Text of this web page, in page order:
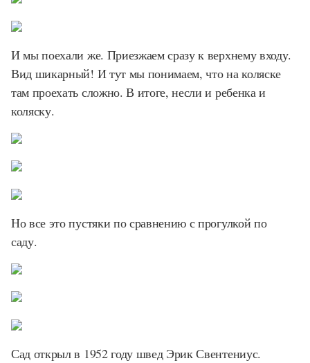
И мы поехали же. Приезжаем сразу к верхнему входу.
Вид шикарный! И тут мы понимаем, что на коляске
там проехать сложно. В итоге, несли и ребенка и
коляску.
Но все это пустяки по сравнению с прогулкой по
саду.
Сад открыл в 1952 году швед Эрик Свентениус.